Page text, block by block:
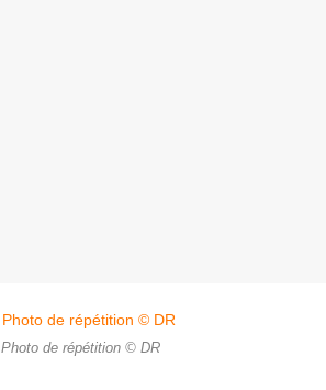
Photo de répétition © DR